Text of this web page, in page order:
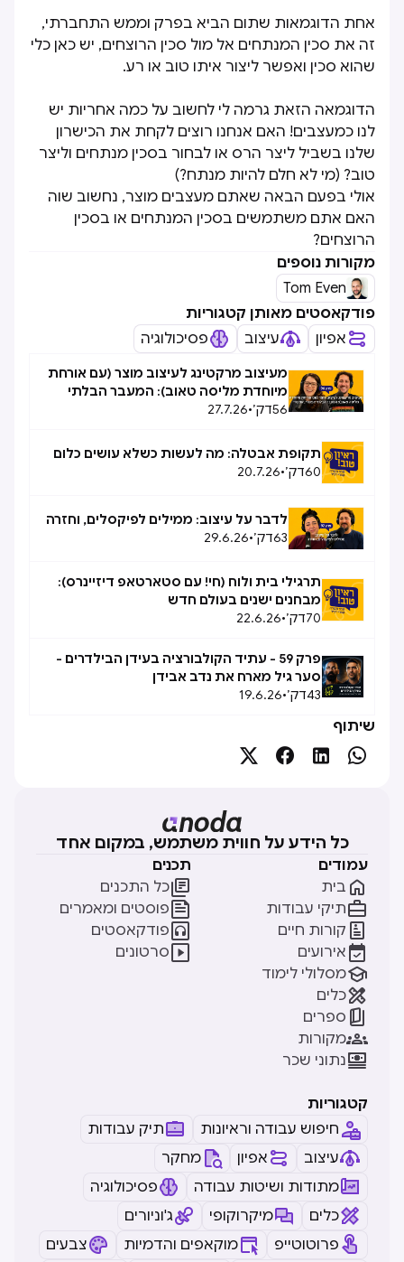
אחת הדוגמאות שתום הביא בפרק וממש התחברתי,
זה את סכין המנתחים אל מול סכין הרוצחים, יש כאן כלי
שהוא סכין ואפשר ליצור איתו טוב או רע.
הדוגמאה הזאת גרמה לי לחשוב על כמה אחריות יש
לנו כמעצבים! האם אנחנו רוצים לקחת את הכישרון
שלנו בשביל ליצר הרס או לבחור בסכין מנתחים וליצר
טוב? (מי לא חלם להיות מנתח?)
אולי בפעם הבאה שאתם מעצבים מוצר, נחשוב שוה
האם אתם משתמשים בסכין המנתחים או בסכין
הרוצחים?
מקורות נוספים
Tom Even
פודקאסטים מאותן קטגוריות
אפיון
עיצוב פסיכולוגיה
מעיצוב מרקטינג לעיצוב מוצר (עם אורחת
מיוחדת מליסה טאוב): המעבר הבלתי
אפשרי, אפשרי
56דק׳•
27.7.26
תקופת אבטלה: מה לעשות כשלא עושים כלום
60דק׳•
20.7.26
לדבר על עיצוב: ממילים לפיקסלים, וחזרה
63דק׳•
29.6.26
תרגילי בית ולוח (חי! עם סטארטאפ דיזיינרס):
מבחנים ישנים בעולם חדש
70דק׳•
22.6.26
פרק 59 - עתיד הקולבורציה בעידן הבילדרים -
סער גיל מארח את נדב אבידן
43דק׳•
19.6.26
שיתוף




כל הידע על חווית משתמש, במקום אחד
עמודים
בית 
תיקי עבודות
קורות חיים 
אירועים 
מסלולי לימוד
כלים
ספרים 
מקורות
נתוני שכר
תכנים
כל התכנים
פוסטים ומאמרים
פודקאסטים
סרטונים
קטגוריות
חיפוש עבודה וראיונות
תיק עבודות
עיצוב
אפיון
מחקר
מתודות ושיטות עבודה
פסיכולוגיה
כלים
מיקרוקופי
ג'וניורים
פרוטוטייפ
מוקאפים והדמיות צבעים